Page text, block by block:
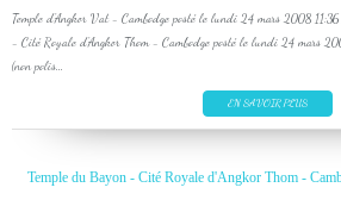
Temple d'Angkor Vat - Cambodge posté le lundi 24 mars 2008
- Cité Royale d'Angkor Thom - Cambodge posté le lundi 24 mars
(non polis...
EN SAVOIR PLUS
Temple du Bayon - Cité Royale d'Angkor Thom -